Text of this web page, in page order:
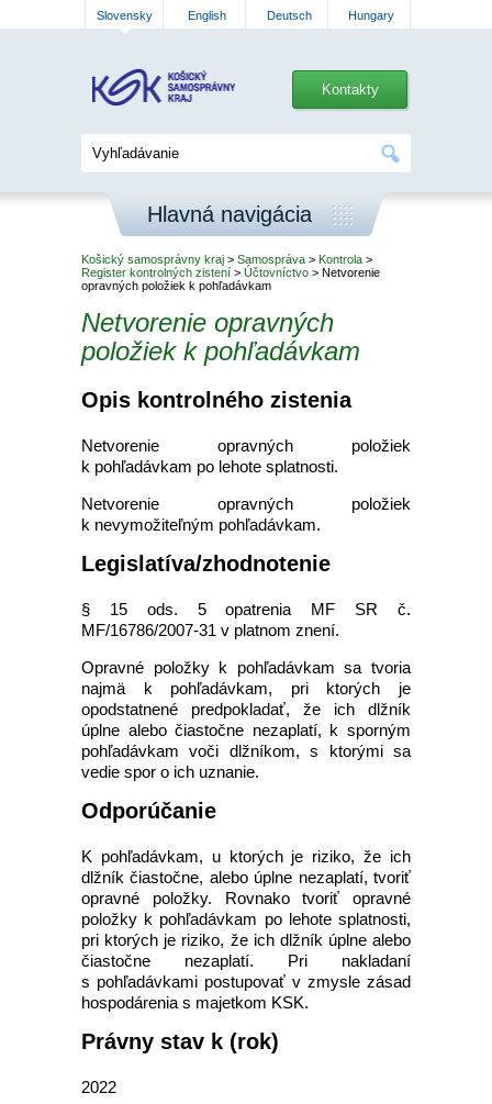
Slovensky English Deutsch Hungary
Kontakty
Hlavná navigácia
Košický samosprávny kraj > Samospráva > Kontrola >
Register kontrolných zistení > Účtovníctvo > Netvorenie
opravných položiek k pohľadávkam
Netvorenie opravných
položiek k pohľadávkam
Opis kontrolného zistenia
Netvorenie opravných položiek
k pohľadávkam po lehote splatnosti.
Netvorenie opravných položiek
k nevymožiteľným pohľadávkam.
Legislatíva/zhodnotenie
§ 15 ods. 5 opatrenia MF SR č.
MF/16786/2007-31 v platnom znení.
Opravné položky k pohľadávkam sa tvoria
najmä k pohľadávkam, pri ktorých je
opodstatnené predpokladať, že ich dlžník
úplne alebo čiastočne nezaplatí, k sporným
pohľadávkam voči dlžníkom, s ktorými sa
vedie spor o ich uznanie.
Odporúčanie
K pohľadávkam, u ktorých je riziko, že ich
dlžník čiastočne, alebo úplne nezaplatí, tvoriť
opravné položky. Rovnako tvoriť opravné
položky k pohľadávkam po lehote splatnosti,
pri ktorých je riziko, že ich dlžník úplne alebo
čiastočne nezaplatí. Pri nakladaní
s pohľadávkami postupovať v zmysle zásad
hospodárenia s majetkom KSK.
Právny stav k (rok)
2022